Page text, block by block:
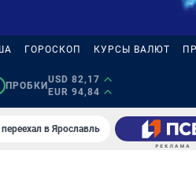
ГОРОСКОП КУРСЫ ВАЛЮТ
ПРОБКИ
USD 82,17
EUR 94,84
в Ярославль